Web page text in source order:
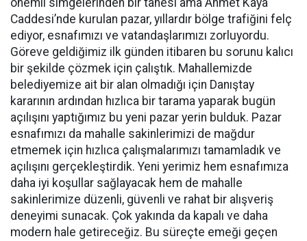
önemli simgelerinden bir tanesi ama Ahmet Kaya
Caddesi’nde kurulan pazar, yıllardır bölge trafiğini felç
ediyor, esnafımızı ve vatandaşlarımızı zorluyordu.
Göreve geldiğimiz ilk günden itibaren bu sorunu kalıcı
bir şekilde çözmek için çalıştık. Mahallemizde
belediyemize ait bir alan olmadığı için Danıştay
kararının ardından hızlıca bir tarama yaparak bugün
açılışını yaptığımız bu yeni pazar yerin bulduk. Pazar
esnafımızı da mahalle sakinlerimizi de mağdur
etmemek için hızlıca çalışmalarımızı tamamladık ve
açılışını gerçekleştirdik. Yeni yerimiz hem esnafımıza
daha iyi koşullar sağlayacak hem de mahalle
sakinlerimize düzenli, güvenli ve rahat bir alışveriş
deneyimi sunacak. Çok yakında da kapalı ve daha
modern hale getireceğiz. Bu süreçte emeği geçen